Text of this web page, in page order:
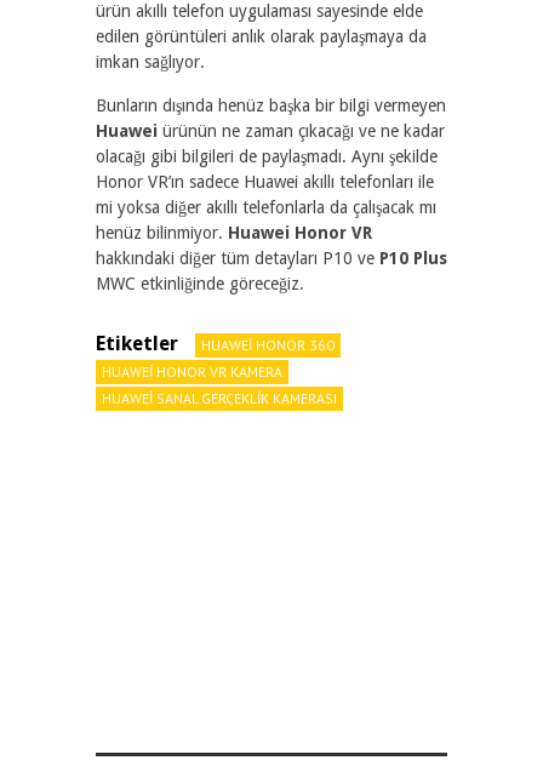
ürün akıllı telefon uygulaması sayesinde elde
edilen görüntüleri anlık olarak paylaşmaya da
imkan sağlıyor.
Bunların dışında henüz başka bir bilgi vermeyen
Huawei ürünün ne zaman çıkacağı ve ne kadar
olacağı gibi bilgileri de paylaşmadı. Aynı şekilde
Honor VR’ın sadece Huawei akıllı telefonları ile
mi yoksa diğer akıllı telefonlarla da çalışacak mı
henüz bilinmiyor. Huawei Honor VR
hakkındaki diğer tüm detayları P10 ve P10 Plus
MWC etkinliğinde göreceğiz.
Etiketler
HUAWEI HONOR 360
HUAWEI HONOR VR KAMERA
HUAWEI SANAL GERÇEKLIK KAMERASI